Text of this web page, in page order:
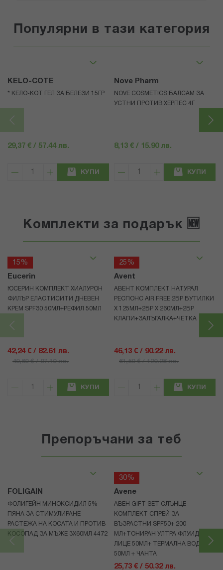
Популярни в тази категория
KELO-COTE
* КЕЛО-КОТ ГЕЛ ЗА БЕЛЕЗИ 15ГР
29,37 € / 57.44 лв.
КУПИ
Nove Pharm
NOVE COSMETICS БАЛСАМ ЗА
УСТНИ ПРОТИВ ХЕРПЕС 4Г
8,13 € / 15.90 лв.
КУПИ
Комплекти за подарък 🆕
15%
Eucerin
ЮСЕРИН КОМПЛЕКТ ХИАЛУРОН
ФИЛЪР ЕЛАСТИСИТИ ДНЕВЕН
КРЕМ SPF30 50МЛ+РЕФИЛ 50МЛ
42,24 € / 82.61 лв.
49,69 € / 97.19 лв.
КУПИ
25%
Avent
АВЕНТ КОМПЛЕКТ НАТУРАЛ
РЕСПОНС AIR FREE 2БР БУТИЛКИ
Х 125МЛ+2БР Х 260МЛ+2БР
КЛАПИ+ЗАЛЪГАЛКА+ЧЕТКА
46,13 € / 90.22 лв.
61,50 € / 120.28 лв.
КУПИ
Препоръчани за теб
FOLIGAIN
ФОЛИГЕЙН МИНОКСИДИЛ 5%
ПЯНА ЗА СТИМУЛИРАНЕ
РАСТЕЖА НА КОСАТА И ПРОТИВ
КОСОПАД ЗА МЪЖЕ 3X60МЛ 4472
30%
Avene
АВЕН GIFT SET СЛЪНЦЕ
КОМПЛЕКТ СПРЕЙ ЗА
ВЪЗРАСТНИ SPF50+ 200
МЛ+ТОНИРАН УЛТРА ФЛУИД ЗА
ЛИЦЕ 50МЛ+ ТЕРМАЛНА ВОДА
50МЛ + ЧАНТА
25,73 € / 50.32 лв.